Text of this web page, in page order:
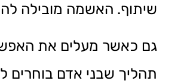
שיתוף. האשמה מובילה
גם כאשר מעלים את
תהליך שבני אדם